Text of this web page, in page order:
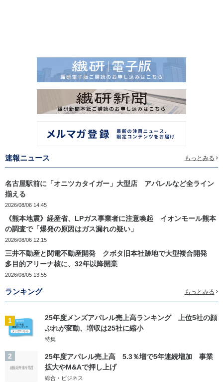
速報ニュース もっとみる
名古屋駅前に「オニツカタイガー」大型店 アパレルなど全ライン
揃える
2026/08/06 14:45
《熊本地震》経産省、LPガス事業者に注意喚起 イオンモール熊本
の調査で「爆発の原因はガス漏れの疑い」
2026/08/06 12:15
三井不動産と関電不動産開発 クボタ旧本社跡地で大型複合開発
多目的アリーナ核に、32年以降開業
2026/08/05 13:55
ランキング もっとみる
1
25年度メンズアパレル売上高ランキング 上位5社の顔
ぶれが変動、増収は25社に縮小
特集
2
25年度アパレル売上高 5.3％増で5年連続増加 事業
拡大やM&Aで押し上げ
総合・ビジネス